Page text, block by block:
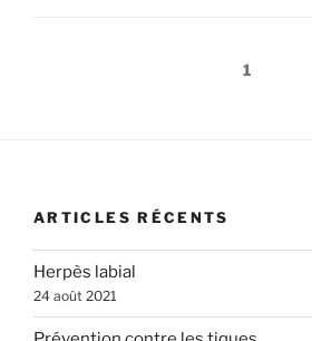
Page1
ARTICLES RÉCENTS
Herpès labial
24 août 2021